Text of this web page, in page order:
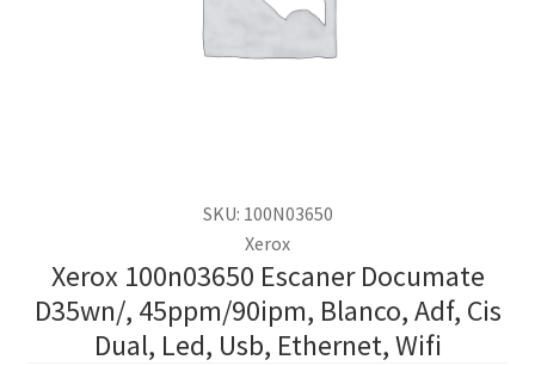
SKU: 100N03650
Xerox
Xerox 100n03650 Escaner Documate
D35wn/, 45ppm/90ipm, Blanco, Adf, Cis
Dual, Led, Usb, Ethernet, Wifi